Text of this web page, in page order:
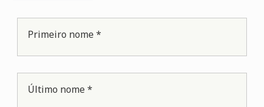
Primeiro nome *
Último nome *